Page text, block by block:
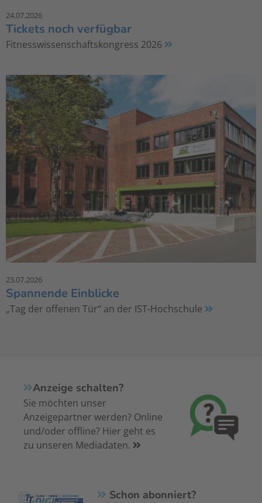
24.07.2026
Tickets noch verfügbar
Fitnesswissenschaftskongress 2026
23.07.2026
Spannende Einblicke
„Tag der offenen Tür“ an der IST-Hochschule
Anzeige schalten?
Sie möchten unser
Anzeigepartner werden? Online
und/oder offline? Hier geht es
zu unseren Mediadaten.
Schon abonniert?